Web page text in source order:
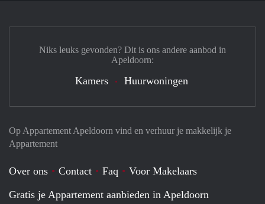
Op Appartement Apeldoorn vind en verhuur je makkelijk je
Appartement
Over ons Contact Faq
Voor Makelaars
Gratis je Appartement aanbieden in Apeldoorn
Niks leuks gevonden? Dit is ons andere aanbod in
Apeldoorn:
Kamers Huurwoningen